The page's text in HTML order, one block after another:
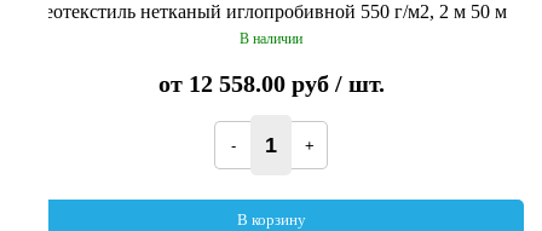
Геотекстиль нетканый иглопробивной 550 г/м2, 2 м 50 м
В наличии
от 12 558.00 руб/ шт.
В корзину